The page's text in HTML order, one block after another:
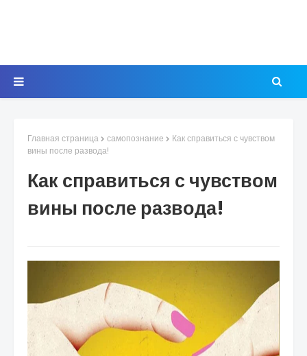
Главная страница самопознание
Как справиться с чувством
вины после развода!
Как справиться с чувством
вины после развода!